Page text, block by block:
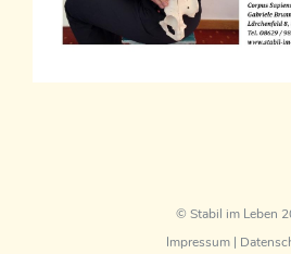
© Stabil im Leben
Impressum |